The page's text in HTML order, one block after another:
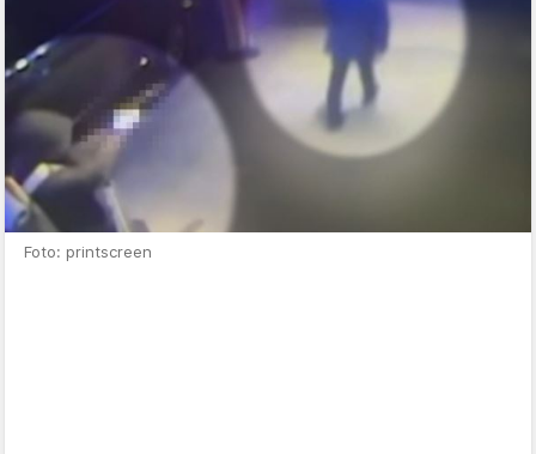
Foto: printscreen